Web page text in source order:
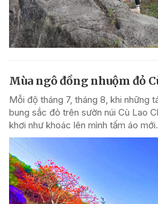
Mùa ngô đồng nhuộm đỏ
Mỗi độ tháng 7, tháng 8, khi những
bung sắc đỏ trên sườn núi Cù Lao
khơi như khoác lên mình tấm áo mới.